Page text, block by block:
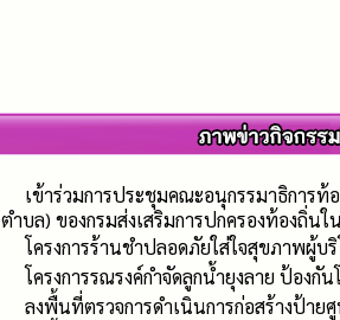
เข้าร่วมการประชุมคณะอนุกรรมาธิการ
ตำบล) ของกรมส่งเสริมการปกครองท้องถิ่นใ
โครงการร้านชำปลอดภัยใส่ใจสุขภาพผู้บ
โครงการรณรงค์กำจัดลูกน้ำยุงลาย ป้อง
ลงพื้นที่ตรวจการดำเนินการก่อสร้างป้า